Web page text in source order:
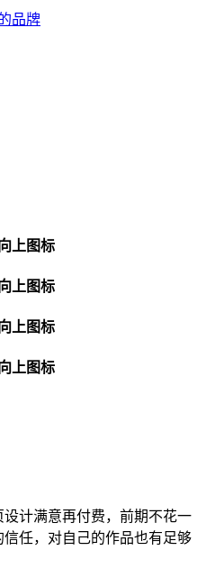
计满意再付费，前期不花一
任，对自己的作品也有足够